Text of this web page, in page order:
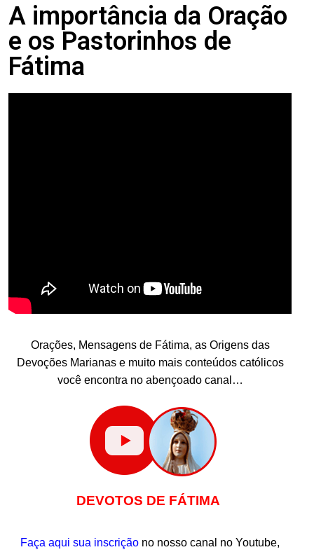
A importância da Oração
e os Pastorinhos de
Fátima
Orações, Mensagens de Fátima, as Origens das
Devoções Marianas e muito mais conteúdos católicos
você encontra no abençoado canal…
DEVOTOS DE FÁTIMA
Faça aqui sua inscrição no nosso canal no Youtube,